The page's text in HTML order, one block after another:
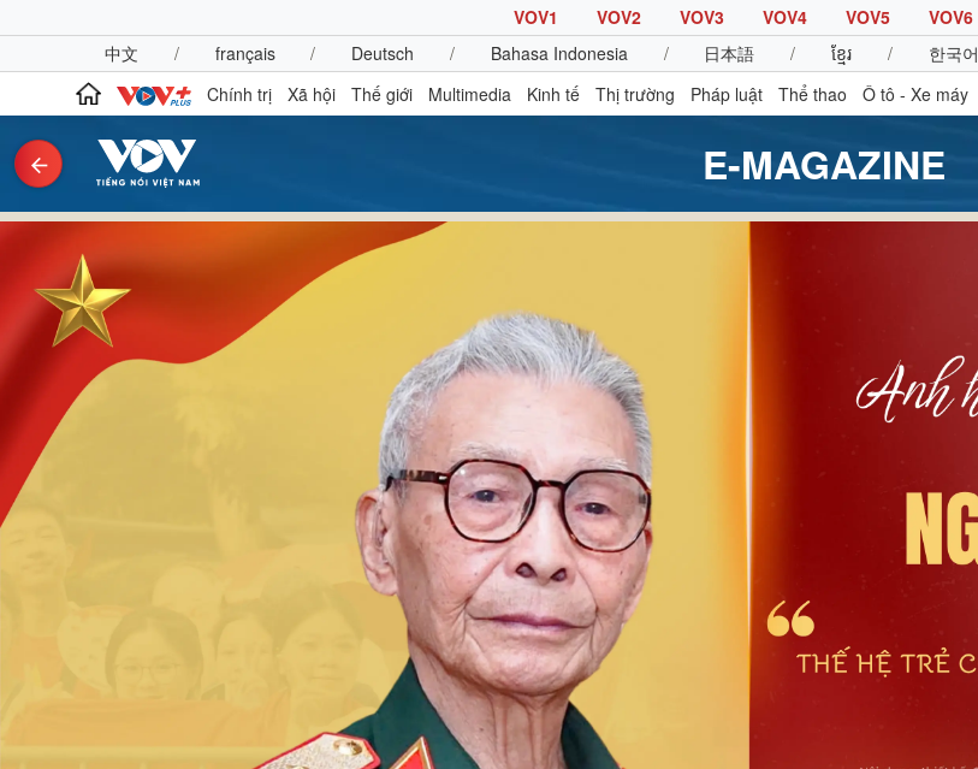
VOV1 VOV2 VOV3 VOV4 VOV5 VOV6
中文
/ français / Deutsch / Bahasa Indonesia / 日本語 / ខ្មែរ / 한국어
Chính trị
Xã hội Thế giới Multimedia Kinh tế Thị trường Pháp luật Thể thao Ô tô - Xe máy
E-MAGAZINE
Tổ chức nhân sự
Nhận diện sự thật
Xã hội
Dấu ấn VOV
Việc làm
Biển đảo
Hồ sơ
Infographic
Quân sự - Quốc phòng
Vũ khí
Việt Nam
Phân tích
Thể thao
Bóng đá
Lịch thi đấu bóng đá
Thế giới thể thao
eSports
Hậu trường
Đời sống
Nhà đẹp
Tình yêu - Gia đình
Văn hóa
Sân khấu - Điện ảnh
Văn học
Di sản
Nghệ sĩ
Thời trang